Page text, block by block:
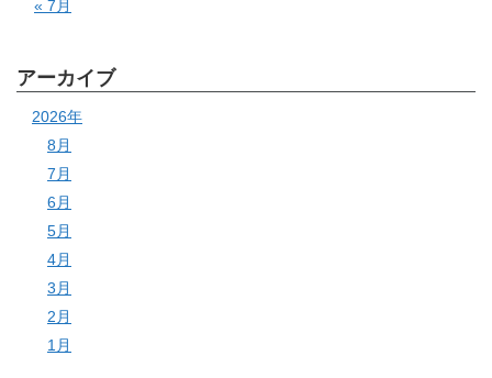
« 7月
アーカイブ
2026年
8月
7月
6月
5月
4月
3月
2月
1月